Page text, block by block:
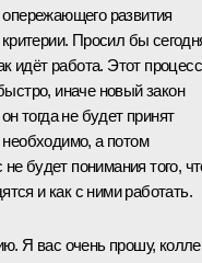
развития
Просил бы
идёт работа. Этот процесс
иначе новый закон
тогда не будет принят
а потом
будет понимания того,
и как с ними работать.
Я вас очень прошу,